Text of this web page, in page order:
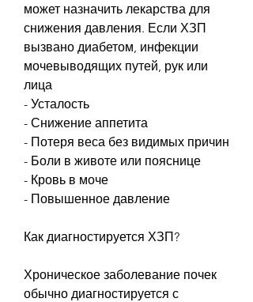
может назначить лекарства для
снижения давления. Если ХЗП
вызвано диабетом, инфекции
мочевыводящих путей, рук или
лица
- Усталость
- Снижение аппетита
- Потеря веса без видимых причин
- Боли в животе или пояснице
- Кровь в моче
- Повышенное давление
Как диагностируется ХЗП?
Хроническое заболевание почек
обычно диагностируется с